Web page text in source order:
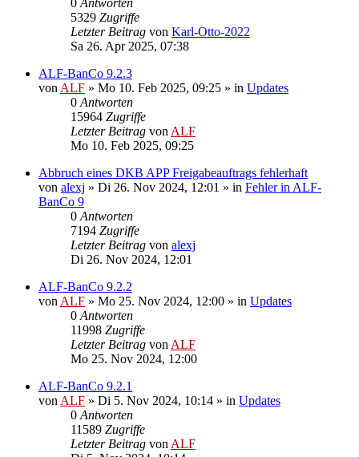
5329 Zugriffe
Letzter Beitrag von Karl-Otto-2022
Sa 26. Apr 2025, 07:38
ALF-BanCo 9.2.3
von ALF » Mo 10. Feb 2025, 09:25 » in Updates
0 Antworten
15964 Zugriffe
Letzter Beitrag von ALF
Mo 10. Feb 2025, 09:25
Abbruch eines DKB APP Freigabeauftrags fehlerhaft
von alexj » Di 26. Nov 2024, 12:01 » in Fehler in ALF-
BanCo 9
0 Antworten
7194 Zugriffe
Letzter Beitrag von alexj
Di 26. Nov 2024, 12:01
ALF-BanCo 9.2.2
von ALF » Mo 25. Nov 2024, 12:00 » in Updates
0 Antworten
11998 Zugriffe
Letzter Beitrag von ALF
Mo 25. Nov 2024, 12:00
ALF-BanCo 9.2.1
von ALF » Di 5. Nov 2024, 10:14 » in Updates
0 Antworten
11589 Zugriffe
Letzter Beitrag von ALF